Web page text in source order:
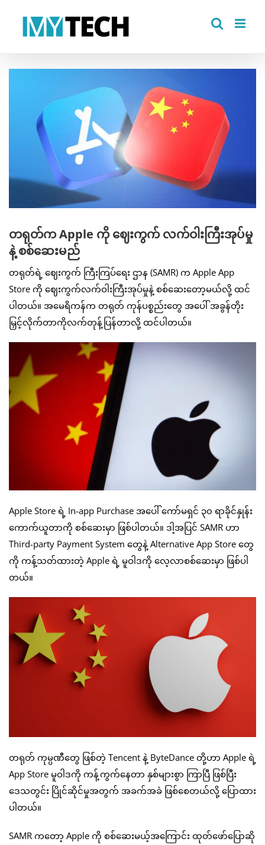
တရုတ်က Apple ကို ဈေးကွက် လက်ဝါးကြီးအုပ်မှု
နဲ့ စစ်ဆေးမည်
တရုတ်ရဲ့ ဈေးကွက် ကြီးကြပ်ရေး ဌာန (SAMR) က Apple App
Store ကို ဈေးကွက်လက်ဝါးကြီးအုပ်မှုနဲ့ စစ်ဆေးတော့မယ်လို့ ထင်
ပါတယ်။ အမေရိကန်က တရုတ် ကုန်ပစ္စည်းတွေ အပေါ် အခွန်တိုး
မြှင့်လိုက်တာကိုလက်တုန့်ပြန်တာလို့ ထင်ပါတယ်။
Apple Store ရဲ့ In-app Purchase အပေါ် ကော်မရှင် ၃၀ ရာခိုင်နှုန်း
ကောက်ယူတာကို စစ်ဆေးမှာ ဖြစ်ပါတယ်။ ဒါ့အပြင် SAMR ဟာ
Third-party Payment System တွေနဲ့ Alternative App Store တွေ
ကို ကန့်သတ်ထားတဲ့ Apple ရဲ့ မူဝါဒကို လေ့လာစစ်ဆေးမှာ ဖြစ်ပါ
တယ်။
တရုတ် ကုမ္ပဏီတွေ ဖြစ်တဲ့ Tencent နဲ့ ByteDance တို့ဟာ Apple ရဲ့
App Store မူဝါဒကို ကန့်ကွက်နေတာ နှစ်များစွာ ကြာပြီ ဖြစ်ပြီး
ဒေသတွင်း ပြိုင်ဆိုင်မှုအတွက် အခက်အခဲ ဖြစ်စေတယ်လို့ ပြောထား
ပါတယ်။
SAMR ကတော့ Apple ကို စစ်ဆေးမယ့်အကြောင်း ထုတ်ဖော်ပြောဆို